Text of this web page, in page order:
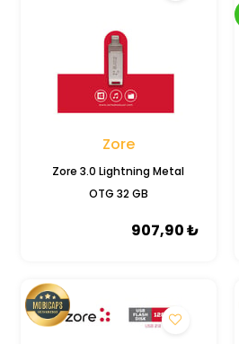
Shaza Nexa Serisi 6 Mikrofonlu ANC ve
ENC Özellikli TWS Kablosuz Kulaklık
2.899,00 ₺
Zore
Zore 3.0 Lightning Metal
OTG 32 GB
907,90 ₺